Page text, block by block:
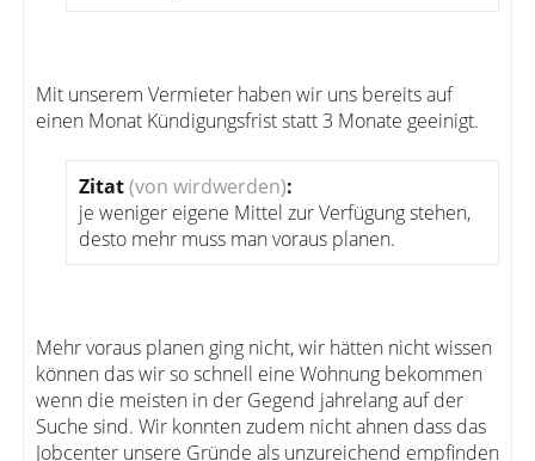
Mit unserem Vermieter haben wir uns bereits auf
einen Monat Kündigungsfrist statt 3 Monate geeinigt.
Zitat(von wirdwerden):
je weniger eigene Mittel zur Verfügung stehen,
desto mehr muss man voraus planen.
Mehr voraus planen ging nicht, wir hätten nicht wissen
können das wir so schnell eine Wohnung bekommen
wenn die meisten in der Gegend jahrelang auf der
Suche sind. Wir konnten zudem nicht ahnen dass das
Jobcenter unsere Gründe als unzureichend empfinden